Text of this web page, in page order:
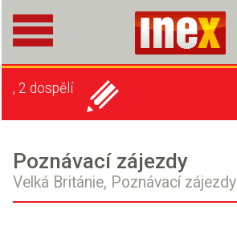
, 2 dospělí
Poznávací zájezdy
Velká Británie, Poznávací zájezdy